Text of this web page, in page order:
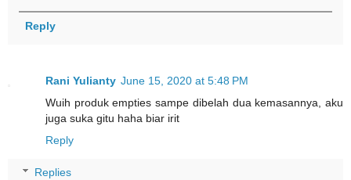
Reply
Rani Yulianty June 15, 2020 at 5:48 PM
Wuih produk empties sampe dibelah dua kemasannya, aku
juga suka gitu haha biar irit
Reply
Replies